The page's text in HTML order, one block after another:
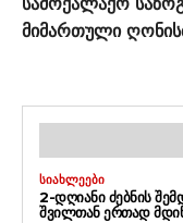
მიმართული
ᲡᲘᲐᲮᲚᲔᲔᲑᲘ
2-ᲓᲦᲘᲐᲜᲘ ᲫᲔᲑᲜᲘᲡ
ᲨᲕᲘᲚᲗᲐᲜ ᲔᲠᲗᲐᲓ